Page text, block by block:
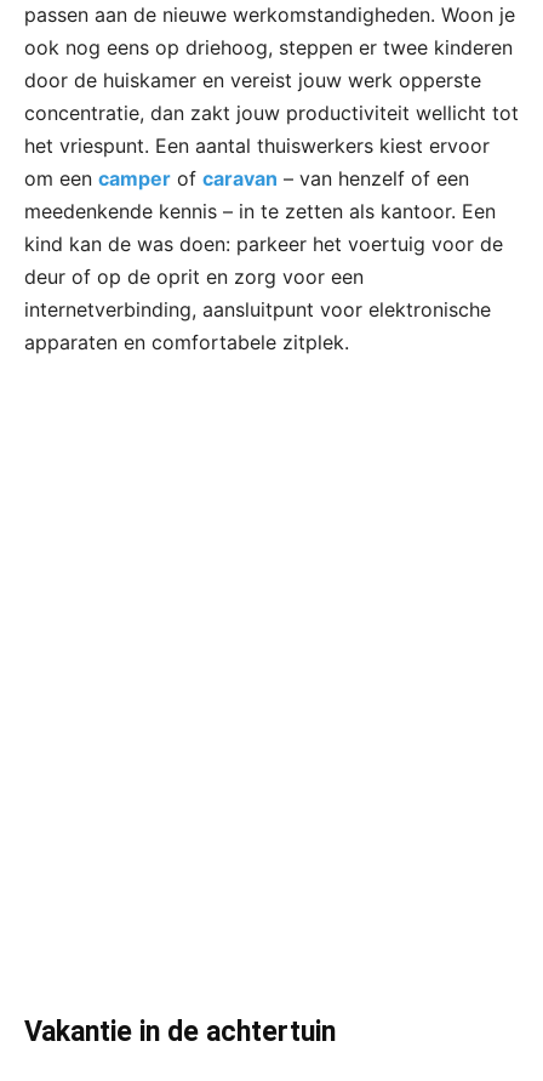
passen aan de nieuwe werkomstandigheden. Woon je
ook nog eens op driehoog, steppen er twee kinderen
door de huiskamer en vereist jouw werk opperste
concentratie, dan zakt jouw productiviteit wellicht tot
het vriespunt. Een aantal thuiswerkers kiest ervoor
om een camper of caravan – van henzelf of een
meedenkende kennis – in te zetten als kantoor. Een
kind kan de was doen: parkeer het voertuig voor de
deur of op de oprit en zorg voor een
internetverbinding, aansluitpunt voor elektronische
apparaten en comfortabele zitplek.
Vakantie in de achtertuin